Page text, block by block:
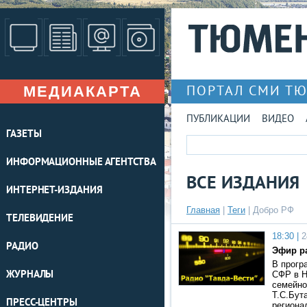
МЕДИАКАРТА
ГАЗЕТЫ
ИНФОРМАЦИОННЫЕ АГЕНТСТВА
ИНТЕРНЕТ-ИЗДАНИЯ
ТЕЛЕВИДЕНИЕ
РАДИО
ЖУРНАЛЫ
ПРЕСС-ЦЕНТРЫ
ПОРТАЛ СМИ
ПУБЛИКАЦИИ ВИДЕО
ВСЕ ИЗДАНИЯ
Главная Теги | Добро РФ
18:30 |
Эфир
В
СФР в